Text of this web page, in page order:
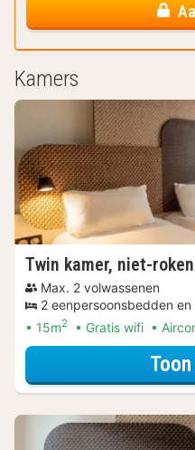
Kamers
Twin kamer, niet-roken
Max. 2 volwassenen
2 eenpersoonsbedden
15m2 Gratis wifi